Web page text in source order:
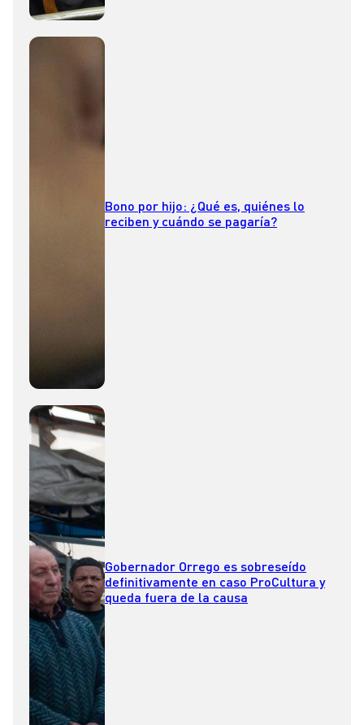
Bono por hijo: ¿Qué es, quiénes lo
reciben y cuándo se pagaría?
Gobernador Orrego es sobreseído
definitivamente en caso ProCultura y
queda fuera de la causa